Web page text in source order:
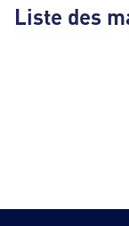
Liste des